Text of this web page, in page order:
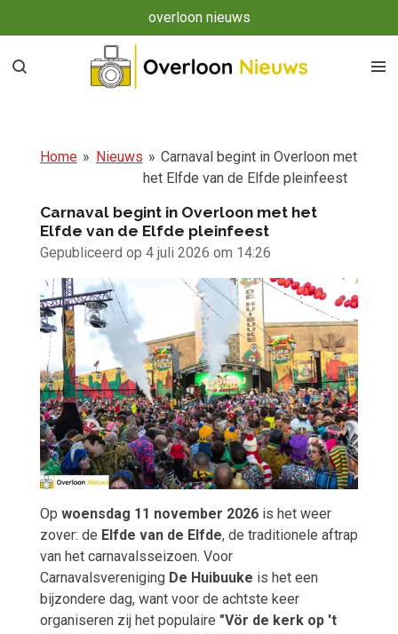
direct
naar
overloon nieuws
Home » Nieuws » Carnaval begint in Overloon met
het Elfde van de Elfde pleinfeest
Carnaval begint in Overloon met het
Elfde van de Elfde pleinfeest
Gepubliceerd op 4 juli 2026 om 14:26
Op woensdag 11 november 2026is het weer
zover: de Elfde van de Elfde, de traditionele aftrap
van het carnavalsseizoen. Voor
Carnavalsvereniging De Huibuuke is het een
bijzondere dag, want voor de achtste keer
organiseren zij het populaire "Vör de kerk op 't